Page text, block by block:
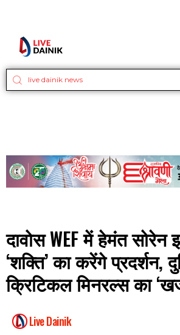
दावोस WEF में हेमंत
‘शक्ति’ का करेंगे प्रदर्शन,
क्रिटिकल मिनरल्स का
Live Dainik